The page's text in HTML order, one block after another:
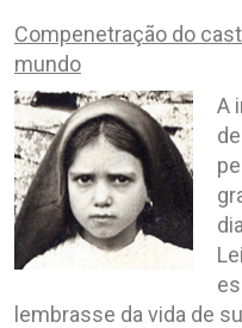
Compenetração do
mundo
A
lembrasse da vida de